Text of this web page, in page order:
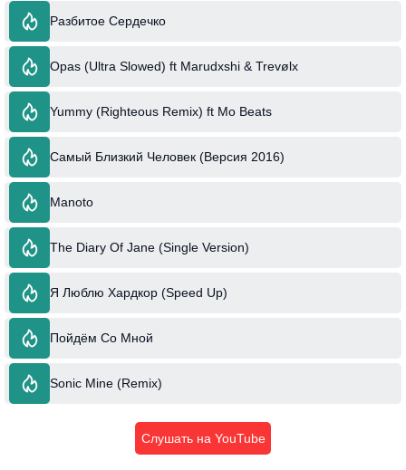
Разбитое Сердечко
Opas (Ultra Slowed) ft Marudxshi & Trevølx
Yummy (Righteous Remix) ft Mo Beats
Самый Близкий Человек (Версия 2016)
Manoto
The Diary Of Jane (Single Version)
Я Люблю Хардкор (Speed Up)
Пойдём Со Мной
Sonic Mine (Remix)
Слушать на YouTube